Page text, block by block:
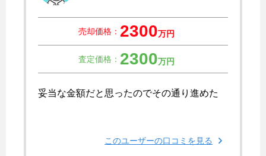
売却価格： 2300万円
査定価格： 2300万円
妥当な金額だと思ったのでその通り進めた
このユーザーの口コミを見る